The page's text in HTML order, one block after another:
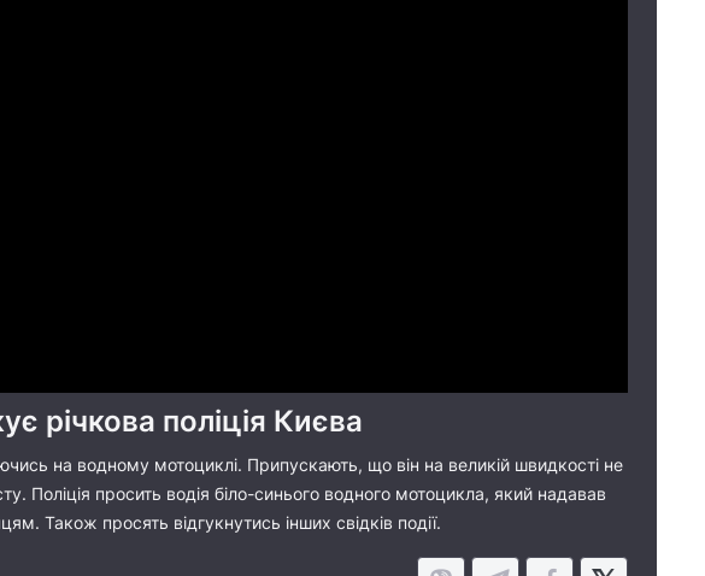
річкова поліція Києва
на водному мотоциклі. Припускають, що він на великій швидкості не
Поліція просить водія біло-синього водного мотоцикла, який надавав
Також просять відгукнутись інших свідків події.